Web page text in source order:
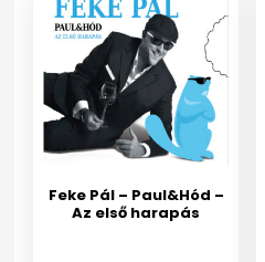
Feke Pál – Paul&Hód –
Az első harapás